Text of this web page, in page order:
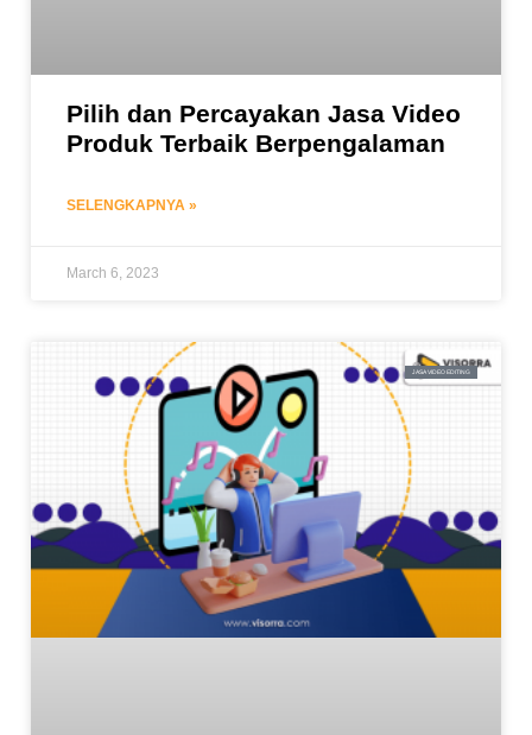
Pilih dan Percayakan Jasa Video
Produk Terbaik Berpengalaman
SELENGKAPNYA »
March 6, 2023
JASA VIDEO EDITING